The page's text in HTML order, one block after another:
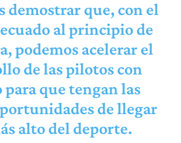
demostrar que, con el
al principio de
podemos acelerar el
de las pilotos con
que tengan las
de llegar
alto del deporte.